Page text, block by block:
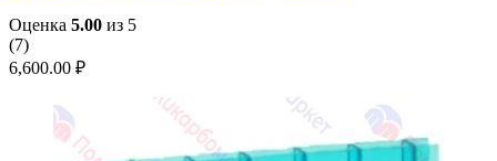
Оценка 5.00 из 5
(7)
6,600.00 ₽